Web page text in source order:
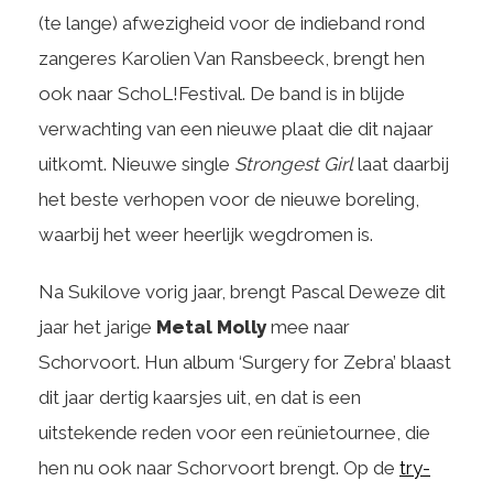
(te lange) afwezigheid voor de indieband rond
zangeres Karolien Van Ransbeeck, brengt hen
ook naar SchoL!Festival. De band is in blijde
verwachting van een nieuwe plaat die dit najaar
uitkomt. Nieuwe single Strongest Girllaat daarbij
het beste verhopen voor de nieuwe boreling,
waarbij het weer heerlijk wegdromen is.
Na Sukilove vorig jaar, brengt Pascal Deweze dit
jaar het jarige Metal Molly mee naar
Schorvoort. Hun album ‘Surgery for Zebra’ blaast
dit jaar dertig kaarsjes uit, en dat is een
uitstekende reden voor een reünietournee, die
hen nu ook naar Schorvoort brengt. Op de try-